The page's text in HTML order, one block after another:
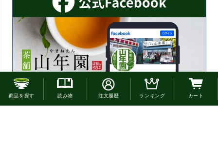
お電話でのご注文はこちら
商品を探す 読み物 注文履歴 ランキング カート